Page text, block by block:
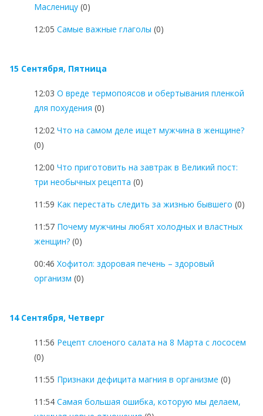
Масленицу (0)
12:05 Самые важные глаголы (0)
15 Сентября, Пятница
12:03 О вреде термопоясов и обертывания пленкой
для похудения (0)
12:02 Что на самом деле ищет мужчина в женщине?
(0)
12:00 Что приготовить на завтрак в Великий пост:
три необычных рецепта (0)
11:59 Как перестать следить за жизнью бывшего (0)
11:57 Почему мужчины любят холодных и властных
женщин? (0)
00:46 Хофитол: здоровая печень – здоровый
организм (0)
14 Сентября, Четверг
11:56 Рецепт слоеного салата на 8 Марта с лососем
(0)
11:55 Признаки дефицита магния в организме (0)
11:54 Самая большая ошибка, которую мы делаем,